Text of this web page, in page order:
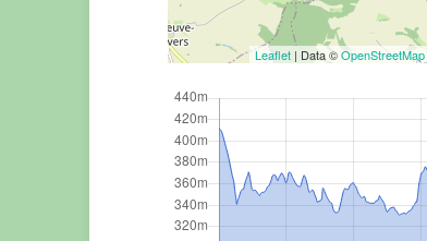
Leaflet | Data ©OpenStreetMap